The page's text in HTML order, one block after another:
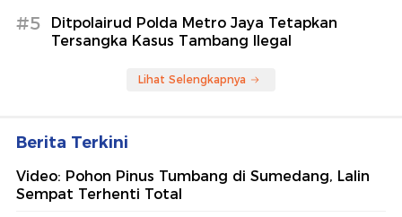
#5
Ditpolairud Polda Metro Jaya Tetapkan
Tersangka Kasus Tambang Ilegal
Lihat Selengkapnya
Berita Terkini
Video: Pohon Pinus Tumbang di Sumedang, Lalin
Sempat Terhenti Total